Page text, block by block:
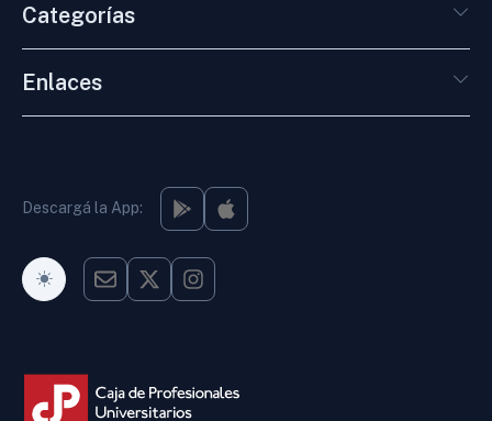
Categorías
Enlaces
Descargá la App:
Modo Oscuro